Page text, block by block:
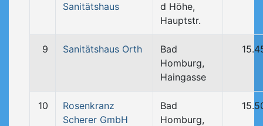
Sanitätshaus
d Höhe,
Hauptstr.
9 Sanitätshaus Orth
Bad
Homburg,
Haingasse
10
Rosenkranz
Scherer GmbH
Bad
Homburg,